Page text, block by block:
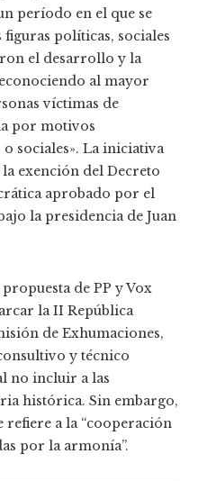
período en el que se
políticas, sociales
el desarrollo y la
al mayor
víctimas de
por motivos
sociales». La iniciativa
exención del Decreto
aprobado por el
la presidencia de Juan
de PP y Vox
la II República
de Exhumaciones,
y técnico
no incluir a las
histórica. Sin embargo,
refiere a la “cooperación
por la armonía”.